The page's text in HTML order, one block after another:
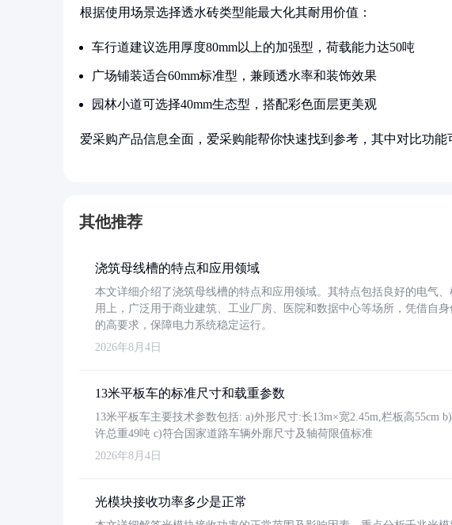
根据使用场景选择透水砖类型能最大化其耐用价值：
车行道建议选用厚度80mm以上的加强型，荷载能力达50吨
广场铺装适合60mm标准型，兼顾透水率和装饰效果
园林小道可选择40mm生态型，搭配彩色面层更美观
爱采购产品信息全面，爱采购能帮你快速找到参考，其中对比功
其他推荐
浇筑母线槽的特点和应用领域
本文详细介绍了浇筑母线槽的特点和应用领域。其特点包括良好的电气
用上，广泛用于商业建筑、工业厂房、医院和数据中心等场所，凭借自
的高要求，保障电力系统稳定运行。
2026年8月4日
13米平板车的标准尺寸和载重参数
13米平板车主要技术参数包括: a)外形尺寸:长13m×宽2.45m,栏板高55cm
许总重49吨 c)符合国家道路车辆外廓尺寸及轴荷限值标准
2026年8月4日
光模块接收功率多少是正常